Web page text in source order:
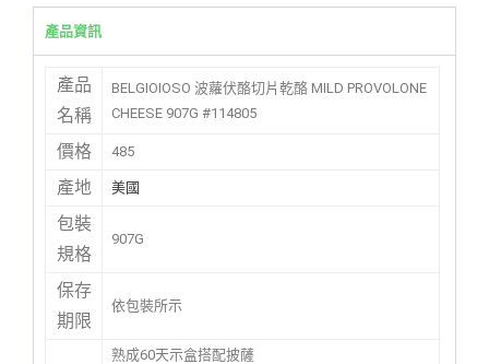
產品資訊
產品
名稱
BELGIOIOSO 波蘿伏酪切片乾酪 MILD PROVOLONE
CHEESE 907G #114805
價格 485
產地 美國
包裝
規格
907G
保存
期限
依包裝所示
熟成60天示盒搭配披薩